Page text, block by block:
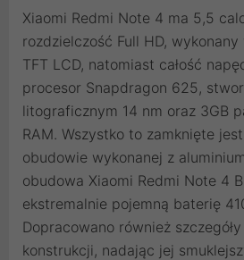
Xiaomi Redmi Note 4 ma 5,5
rozdzielczość Full HD,
TFT LCD, natomiast całość
procesor Snapdragon 625,
litograficznym 14 nm oraz 3GB
RAM. Wszystko to zamknięte
obudowie wykonanej z
obudowa Xiaomi Redmi Note 4
ekstremalnie pojemną baterię
Dopracowano również
konstrukcji, nadając jej